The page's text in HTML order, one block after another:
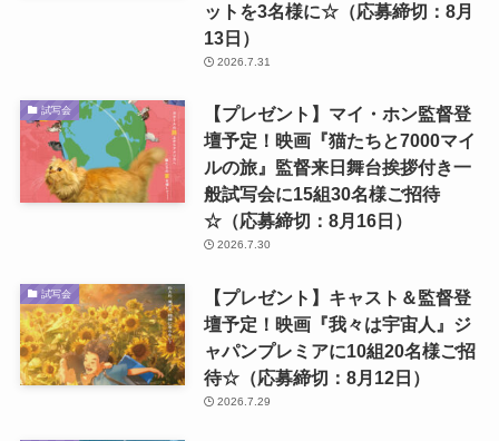
ットを3名様に☆（応募締切：8月
13日）
2026.7.31
試写会
【プレゼント】マイ・ホン監督登
壇予定！映画『猫たちと7000マイ
ルの旅』監督来日舞台挨拶付き一
般試写会に15組30名様ご招待
☆（応募締切：8月16日）
2026.7.30
試写会
【プレゼント】キャスト＆監督登
壇予定！映画『我々は宇宙人』ジ
ャパンプレミアに10組20名様ご招
待☆（応募締切：8月12日）
2026.7.29